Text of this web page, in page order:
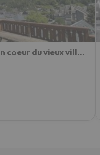
Appartement unique en plein coeur du vieux village